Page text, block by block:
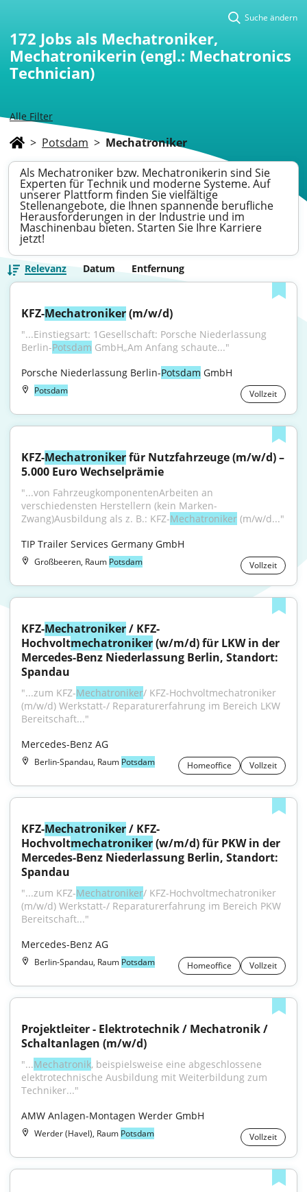
Alle Filter
Suche ändern
172 Jobs als Mechatroniker,
Mechatronikerin (engl.: Mechatronics
Technician)
> Potsdam > Mechatroniker
Als Mechatroniker bzw. Mechatronikerin sind Sie
Experten für Technik und moderne Systeme. Auf
unserer Plattform finden Sie vielfältige
Stellenangebote, die Ihnen spannende berufliche
Herausforderungen in der Industrie und im
Maschinenbau bieten. Starten Sie Ihre Karriere
jetzt!
Relevanz Datum Entfernung
KFZ-Mechatroniker (m/w/d)
"...Einstiegsart: 1Gesellschaft: Porsche Niederlassung
Berlin-Potsdam GmbH„Am Anfang schaute..."
Porsche Niederlassung Berlin-Potsdam GmbH
Potsdam Vollzeit
KFZ-Mechatroniker für Nutzfahrzeuge (m/w/d) –
5.000 Euro Wechselprämie
"...von FahrzeugkomponentenArbeiten an
verschiedensten Herstellern (kein Marken-
Zwang)Ausbildung als z. B.: KFZ-Mechatroniker (m/w/d..."
TIP Trailer Services Germany GmbH
Großbeeren, Raum Potsdam Vollzeit
KFZ-Mechatroniker / KFZ-
Hochvoltmechatroniker (w/m/d) für LKW in der
Mercedes-Benz Niederlassung Berlin, Standort:
Spandau
"...zum KFZ-Mechatroniker/ KFZ-Hochvoltmechatroniker
(m/w/d) Werkstatt-/ Reparaturerfahrung im Bereich LKW
Bereitschaft..."
Mercedes-Benz AG
Berlin-Spandau, Raum Potsdam Homeoffice Vollzeit
KFZ-Mechatroniker / KFZ-
Hochvoltmechatroniker (w/m/d) für PKW in der
Mercedes-Benz Niederlassung Berlin, Standort:
Spandau
"...zum KFZ-Mechatroniker/ KFZ-Hochvoltmechatroniker
(m/w/d) Werkstatt-/ Reparaturerfahrung im Bereich PKW
Bereitschaft..."
Mercedes-Benz AG
Berlin-Spandau, Raum Potsdam Homeoffice Vollzeit
Projektleiter - Elektrotechnik / Mechatronik /
Schaltanlagen (m/w/d)
"...Mechatronik, beispielsweise eine abgeschlossene
elektrotechnische Ausbildung mit Weiterbildung zum
Techniker..."
AMW Anlagen-Montagen Werder GmbH
Werder (Havel), Raum Potsdam Vollzeit